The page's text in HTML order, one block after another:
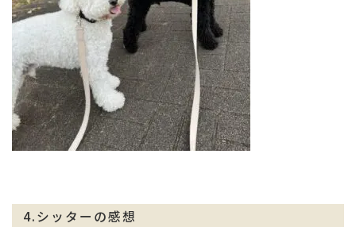
4.シッターの感想